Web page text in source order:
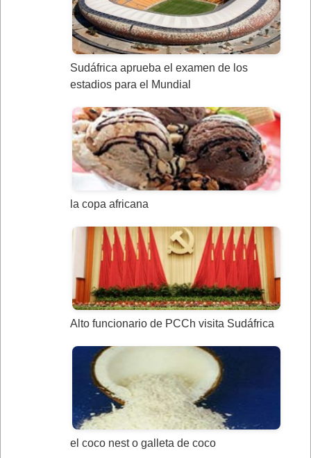
Sudáfrica aprueba el examen de los
estadios para el Mundial
la copa africana
Alto funcionario de PCCh visita Sudáfrica
el coco nest o galleta de coco